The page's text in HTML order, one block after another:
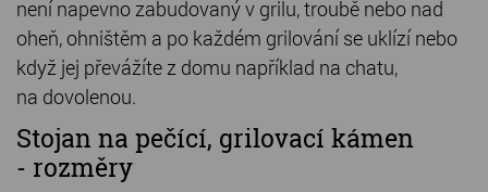
není napevno zabudovaný v grilu, troubě nebo nad
oheň, ohništěm a po každém grilování se uklízí nebo
když jej převážíte z domu například na chatu,
na dovolenou.
Stojan na pečící, grilovací kámen
- rozměry